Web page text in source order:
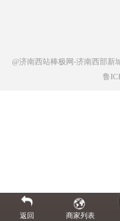
@济南西站棒极网-济南西部新
鲁
返回 商家列表